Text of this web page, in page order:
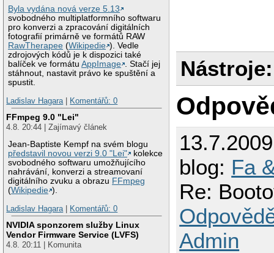
Byla vydána nová verze 5.13
svobodného multiplatformního softwaru
pro konverzi a zpracování digitálních
fotografií primárně ve formátů RAW
RawTherapee (Wikipedie ). Vedle
zdrojových kódů je k dispozici také
balíček ve formátuAppImage . Stačí jej
stáhnout, nastavit právo ke spuštění a
spustit.
Ladislav Hagara| Komentářů: 0
FFmpeg 9.0 "Lei"
4.8. 20:44 | Zajímavý článek
Jean-Baptiste Kempf na svém blogu
představil novou verzi 9.0 "Lei"
kolekce
svobodného softwaru umožňujícího
nahrávání, konverzi a streamovaní
digitálního zvuku a obrazu FFmpeg
(Wikipedie ).
Ladislav Hagara| Komentářů: 0
NVIDIA sponzorem služby Linux
Vendor Firmware Service (LVFS)
4.8. 20:11 | Komunita
Nástroje:
blog: Fa
Re:
Admin